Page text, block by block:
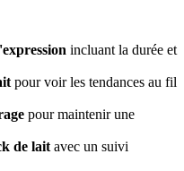
incluant la durée et
pour voir les tendances au fil
pour maintenir une
de lait avec un suivi